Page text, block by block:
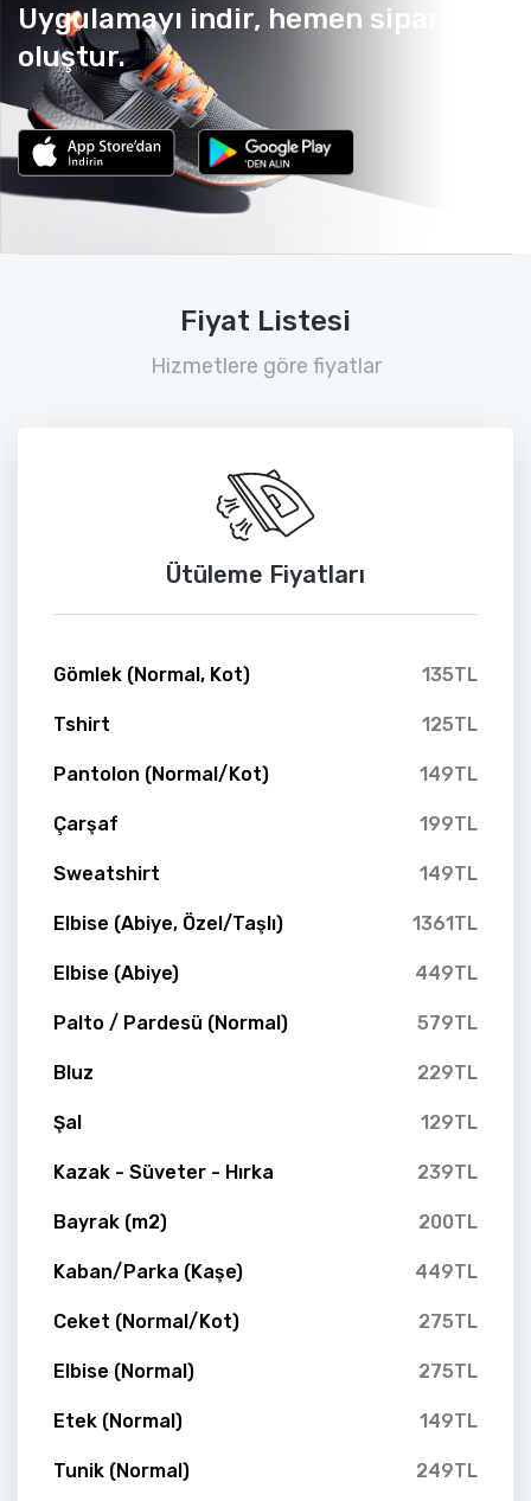
Uygulamayı indir, hemen sipariş
oluştur.
Fiyat Listesi
Hizmetlere göre fiyatlar
Ütüleme Fiyatları
Gömlek (Normal, Kot) 135TL
Tshirt 125TL
Pantolon (Normal/Kot) 149TL
Çarşaf 199TL
Sweatshirt 149TL
Elbise (Abiye, Özel/Taşlı) 1361TL
Elbise (Abiye) 449TL
Palto / Pardesü (Normal) 579TL
Bluz 229TL
Şal 129TL
Kazak - Süveter - Hırka 239TL
Bayrak (m2) 200TL
Kaban/Parka (Kaşe) 449TL
Ceket (Normal/Kot) 275TL
Elbise (Normal) 275TL
Etek (Normal) 149TL
Tunik (Normal) 249TL